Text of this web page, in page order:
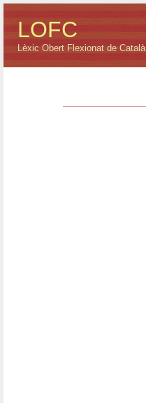
LOFC
Lèxic Obert Flexionat de Català